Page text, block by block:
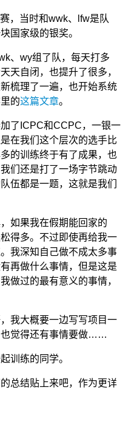
，当时和wwk、lfw是队
国家级的银奖。
、wy组了队，每天打多
天自闭，也提升了很多，
梳理了一遍，也开始系统
的这篇文章。
了ICPC和CCPC，一银一
在我们这个层次的选手比
的训练终于有了成果，也
们还是打了一场字节跳动
伍都是一题，这就是我们
如果我在假期能回家的
得多。不过即使再给我一
我深知自己做不成太多事
再做什么事情，但是这是
做过的最有意义的事情，
我大概要一边写写项目一
也觉得还有事情要做……
训练的同学。
总结贴上来吧，作为更详